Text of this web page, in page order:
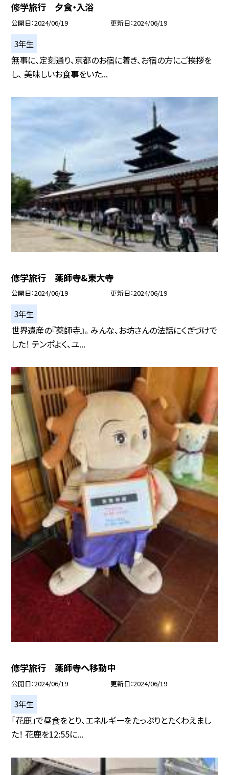
修学旅行 夕食・入浴
公開日 2024/06/19 更新日 2024/06/19
3年生
無事に、定刻通り、京都のお宿に着き、お宿の方にご挨拶を
し、 美味しいお食事をいた...
修学旅行 薬師寺&東大寺
公開日 2024/06/19 更新日 2024/06/19
3年生
世界遺産の『薬師寺』。 みんな、お坊さんの法話にくぎづけで
した！ テンポよく、ユ...
修学旅行 薬師寺へ移動中
公開日 2024/06/19 更新日 2024/06/19
3年生
「花鹿」で昼食をとり、エネルギーをたっぷりとたくわえまし
た！ 花鹿を12:55に...